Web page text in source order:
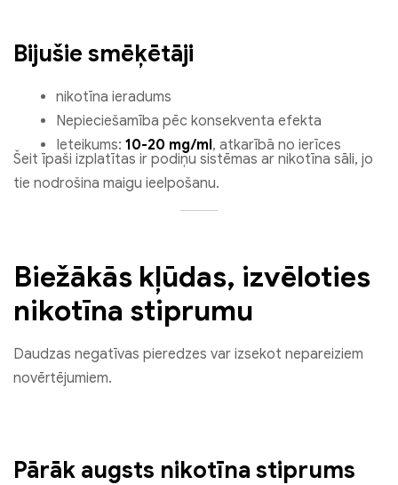
Bijušie smēķētāji
nikotīna ieradums
Nepieciešamība pēc konsekventa efekta
Ieteikums: 10-20 mg/ml, atkarībā no ierīces
Šeit īpaši izplatītas ir podiņu sistēmas ar nikotīna sāli, jo
tie nodrošina maigu ieelpošanu.
Biežākās kļūdas, izvēloties
nikotīna stiprumu
Daudzas negatīvas pieredzes var izsekot nepareiziem
novērtējumiem.
Pārāk augsts nikotīna stiprums